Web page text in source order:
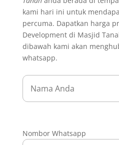
kami hari ini untuk
percuma. Dapatkan harga
Development di Masjid
dibawah kami akan
whatsapp.
Nombor Whatsapp